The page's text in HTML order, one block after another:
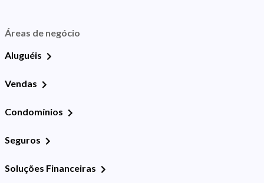
Áreas de negócio
Aluguéis
Vendas
Condomínios
Seguros
Soluções Financeiras